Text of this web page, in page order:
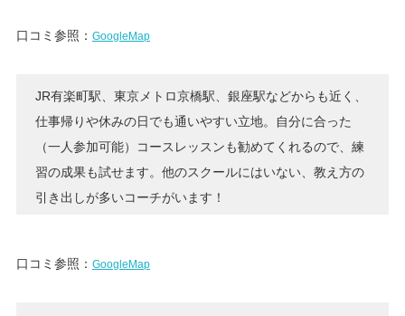
口コミ参照： GoogleMap
JR有楽町駅、東京メトロ京橋駅、銀座駅などからも近く、
仕事帰りや休みの日でも通いやすい立地。自分に合った
（一人参加可能）コースレッスンも勧めてくれるので、練
習の成果も試せます。他のスクールにはいない、教え方の
引き出しが多いコーチがいます！
口コミ参照： GoogleMap